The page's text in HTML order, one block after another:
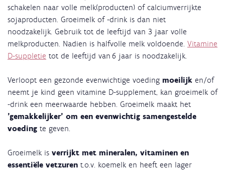
schakelen naar volle melk(producten) of calciumverrijkte
sojaproducten. Groeimelk of -drink is dan niet
noodzakelijk. Gebruik tot de leeftijd van 3 jaar volle
melkproducten. Nadien is halfvolle melk voldoende. Vitamine
D-suppletie tot de leeftijd van 6 jaar is noodzakelijk.
Verloopt een gezonde evenwichtige voeding moeilijk en/of
neemt je kind geen vitamine D-supplement, kan groeimelk of
-drink een meerwaarde hebben. Groeimelk maakt het
'gemakkelijker' om een evenwichtig samengestelde
voeding te geven.
Groeimelk is verrijkt met mineralen, vitaminen en
essentiële vetzuren t.o.v. koemelk en heeft een lager